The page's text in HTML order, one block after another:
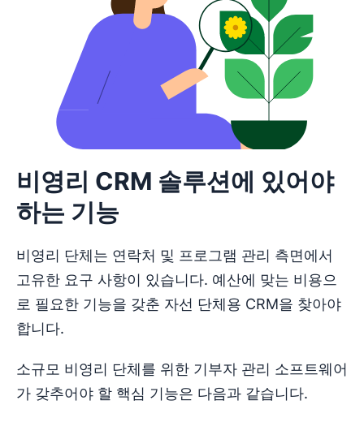
비영리 CRM 솔루션에 있어야
하는 기능
비영리 단체는 연락처 및 프로그램 관리 측면에서
고유한 요구 사항이 있습니다. 예산에 맞는 비용으
로 필요한 기능을 갖춘 자선 단체용 CRM을 찾아야
합니다.
소규모 비영리 단체를 위한 기부자 관리 소프트웨어
가 갖추어야 할 핵심 기능은 다음과 같습니다.